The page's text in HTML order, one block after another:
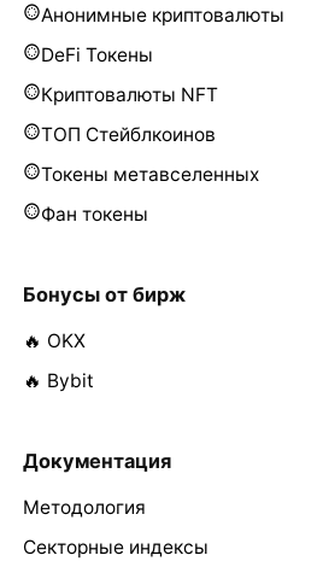
Анонимные криптовалюты
DeFi Токены
Криптовалюты NFT
ТОП Стейблкоинов
Токены метавселенных
Фан токены
Бонусы от бирж
🔥 OKX
🔥 Bybit
Документация
Методология
Секторные индексы